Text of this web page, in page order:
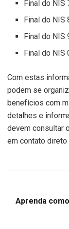
Final do NIS
Final do NIS
Final do NIS
Final do NIS
Com estas
podem se
benefícios com
detalhes e
devem consultar o
em contato direto
Aprenda